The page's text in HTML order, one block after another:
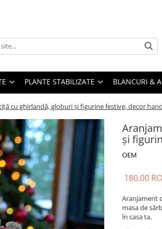
PLANTE STABILIZATE BLANCURI &
cu ghirlandă, globuri și figurine festive, decor
și
OEM
180,00
Aranjament
masa de
în casa ta.